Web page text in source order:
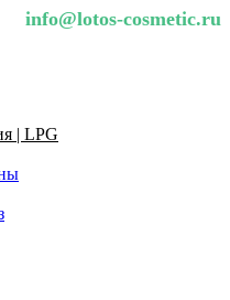
info@lotos-cosmetic.ru
| LPG